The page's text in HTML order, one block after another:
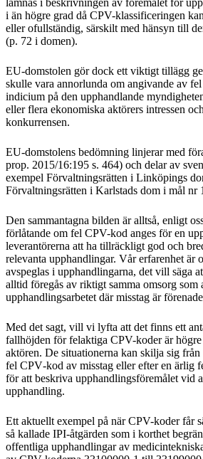
i än högre grad då CPV-klassificeringen
eller ofullständig, särskilt med hänsyn till
(p. 72 i domen).
EU-domstolen gör dock ett viktigt tillägg
skulle vara annorlunda om angivande av
indicium på den upphandlande
eller flera ekonomiska aktörers intressen
konkurrensen.
EU-domstolens bedömning linjerar med
prop. 2015/16:195 s. 464) och delar av
exempel Förvaltningsrätten i Linköpings
Förvaltningsrätten i Karlstads dom i mål nr
Den sammantagna bilden är alltså, enligt
förlåtande om fel CPV-kod anges för en
leverantörerna att ha tillräckligt god och
relevanta upphandlingar. Vår erfarenhet är
avspeglas i upphandlingarna, det vill säga
alltid föregås av riktigt samma omsorg som
upphandlingsarbetet där misstag är
Med det sagt, vill vi lyfta att det finns ett
fallhöjden för felaktiga CPV-koder är
aktören. De situationerna kan skilja sig
fel CPV‑kod av misstag eller efter en ärlig
för att beskriva upphandlingsföremålet vid
upphandling.
Ett aktuellt exempel på när CPV-koder får
så kallade IPI-åtgärden som i korthet
offentliga upphandlingar av